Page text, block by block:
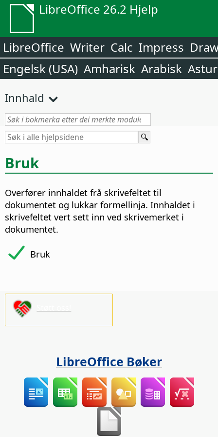
LibreOffice 26.2 Hjelp
LibreOffice Writer Calc Impress
Engelsk (USA) Amharisk Arabisk
Innhald
Bruk
Overfører innhaldet frå skrivefeltet til
dokumentet og lukkar formellinja. Innhaldet i
skrivefeltet vert sett inn ved skrivemerket i
dokumentet.
Bruk
LibreOffice Bøker